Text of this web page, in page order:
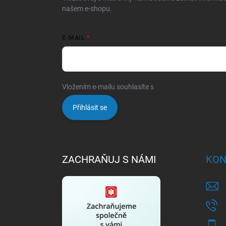
našem e-shopu.
E-MAIL
Vložením e-mailu souhlasíte s
Přihlásit se
ZACHRAŇUJ S NÁMI